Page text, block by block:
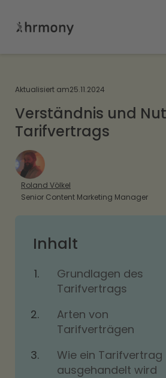
Aktualisiert am25.11.2024
Verständnis und
Tarifvertrags
Roland Völkel
Senior Content Marketing Manager
Inhalt
Grundlagen des
Tarifvertrags
Arten von
Tarifverträgen
Wie ein Tarifvertrag
ausgehandelt wird